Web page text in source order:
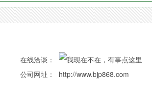
在线洽谈：
公司网址：
http://www.bjp868.com